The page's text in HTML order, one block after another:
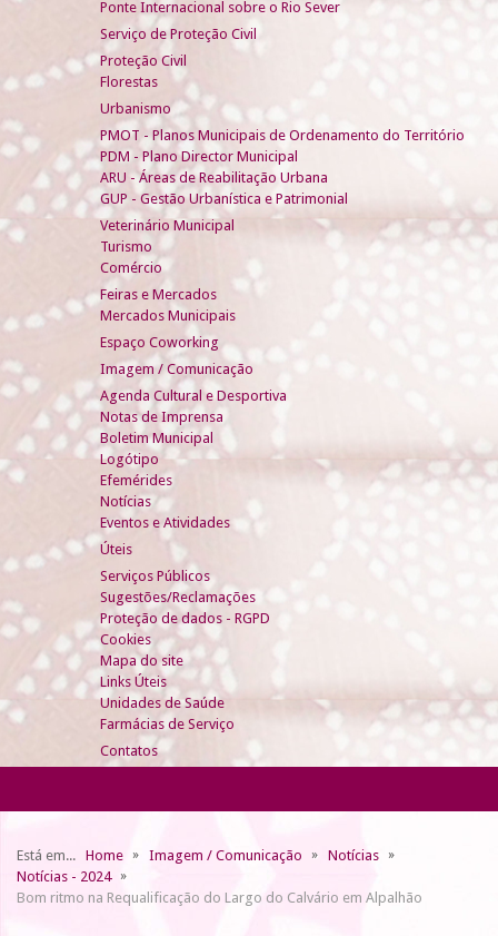
Ponte Internacional sobre o Rio Sever
Serviço de Proteção Civil
Proteção Civil
Florestas
Urbanismo
PMOT - Planos Municipais de Ordenamento do Território
PDM - Plano Director Municipal
ARU - Áreas de Reabilitação Urbana
GUP - Gestão Urbanística e Patrimonial
Veterinário Municipal
Turismo
Comércio
Feiras e Mercados
Mercados Municipais
Espaço Coworking
Imagem / Comunicação
Agenda Cultural e Desportiva
Notas de Imprensa
Boletim Municipal
Logótipo
Efemérides
Notícias
Eventos e Atividades
Úteis
Serviços Públicos
Sugestões/Reclamações
Proteção de dados - RGPD
Cookies
Mapa do site
Links Úteis
Unidades de Saúde
Farmácias de Serviço
Contatos
Está em... Home Imagem / Comunicação
Notícias
Notícias - 2024
Bom ritmo na Requalificação do Largo do Calvário em Alpalhão